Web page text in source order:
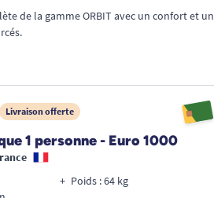
de la gamme ORBIT avec un confort et un
Livraison offerte
1 personne - Euro 1000
Poids : 64 kg